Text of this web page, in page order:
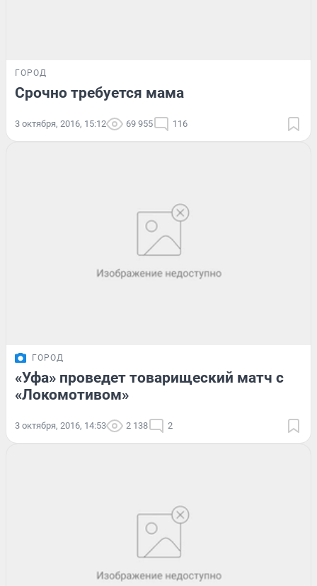
ГОРОД
Срочно требуется мама
3 октября, 2016, 15:12 69 955 116
ГОРОД
«Уфа» проведет товарищеский матч с
«Локомотивом»
3 октября, 2016, 14:53 2 138 2